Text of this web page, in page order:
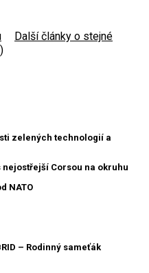
Další články o stejné
zelených technologií a
nejostřejší Corsou na okruhu
NATO
– Rodinný sameťák